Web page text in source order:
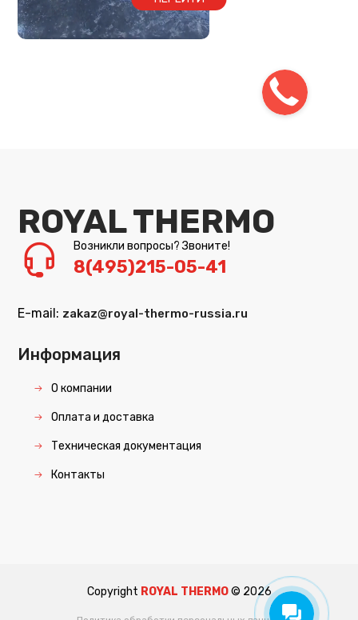
ROYAL THERMO
Возникли вопросы? Звоните!
8(495)215-05-41
E-mail: zakaz@royal-thermo-russia.ru
Информация
О компании
Оплата и доставка
Техническая документация
Контакты
Copyright ROYAL THERMO© 2026